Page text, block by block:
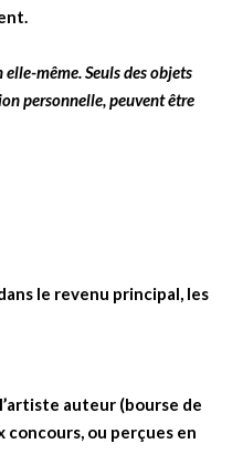
elle-même. Seuls des objets
personnelle, peuvent être
le revenu principal, les
auteur (bourse de
concours, ou perçues en